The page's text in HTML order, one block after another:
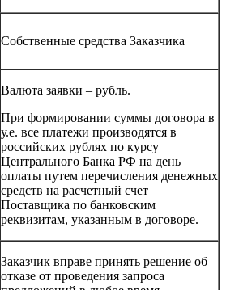
Собственные средства Заказчика
Валюта заявки – рубль.
При формировании суммы договора в
у.е. все платежи производятся в
российских рублях по курсу
Центрального Банка РФ на день
оплаты путем перечисления денежных
средств на расчетный счет
Поставщика по банковским
реквизитам, указанным в договоре.
Заказчик вправе принять решение об
отказе от проведения запроса